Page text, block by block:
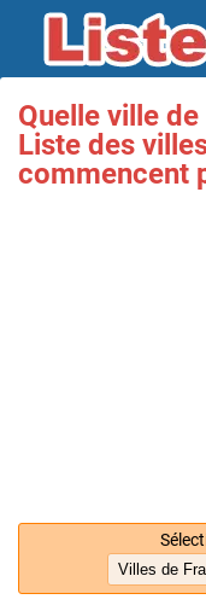
Quelle ville
Liste des
commencent